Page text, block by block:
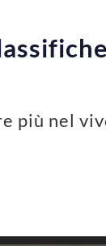
più nel